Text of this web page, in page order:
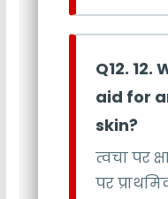
Q12.
aid for
skin?
त्वचा पर
पर